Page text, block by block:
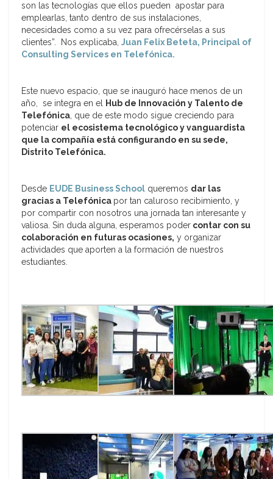
son las tecnologías que ellos pueden apostar para
emplearlas, tanto dentro de sus instalaciones,
necesidades como a su vez para ofrecérselas a sus
clientes”. Nos explicaba, Juan Felix Beteta, Principal of
Consulting Services en Telefónica.
Este nuevo espacio, que se inauguró hace menos de un
año, se integra en el Hub de Innovación y Talento de
Telefónica, que de este modo sigue creciendo para
potenciar el ecosistema tecnológico y vanguardista
que la compañía está configurando en su sede,
Distrito Telefónica.
Desde EUDE Business School queremos dar las
gracias a Telefónica por tan caluroso recibimiento, y
por compartir con nosotros una jornada tan interesante y
valiosa. Sin duda alguna, esperamos poder contar con su
colaboración en futuras ocasiones, y organizar
actividades que aporten a la formación de nuestros
estudiantes.